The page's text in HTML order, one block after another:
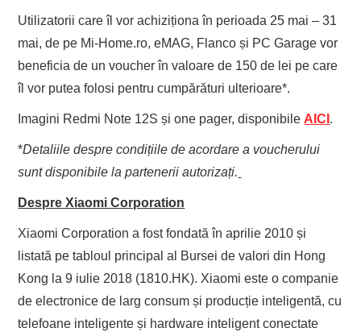
Utilizatorii care îl vor achiziționa în perioada 25 mai – 31
mai, de pe Mi-Home.ro, eMAG, Flanco și PC Garage vor
beneficia de un voucher în valoare de 150 de lei pe care
îl vor putea folosi pentru cumpărături ulterioare*.
Imagini Redmi Note 12S și one pager, disponibile AICI .
*Detaliile despre condițiile de acordare a voucherului
sunt disponibile la partenerii autorizați.
Despre Xiaomi Corporation
Xiaomi Corporation a fost fondată în aprilie 2010 și
listată pe tabloul principal al Bursei de valori din Hong
Kong la 9 iulie 2018 (1810.HK). Xiaomi este o companie
de electronice de larg consum și producție inteligentă, cu
telefoane inteligente și hardware inteligent conectate